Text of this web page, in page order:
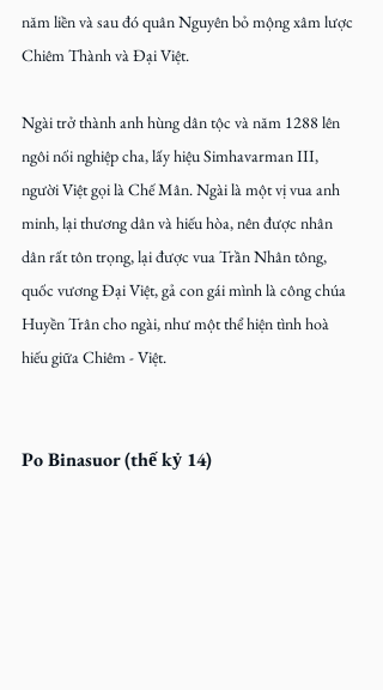
năm liền và sau đó quân Nguyên bỏ mộng xâm lược
Chiêm Thành và Đại Việt.
Ngài trở thành anh hùng dân tộc và năm 1288 lên
ngôi nối nghiệp cha, lấy hiệu Simhavarman III,
người Việt gọi là Chế Mân. Ngài là một vị vua anh
minh, lại thương dân và hiếu hòa, nên được nhân
dân rất tôn trọng, lại được vua Trần Nhân tông,
quốc vương Đại Việt, gả con gái mình là công chúa
Huyền Trân cho ngài, như một thể hiện tình hoà
hiếu giữa Chiêm - Việt.
Po Binasuor (thế kỷ 14)